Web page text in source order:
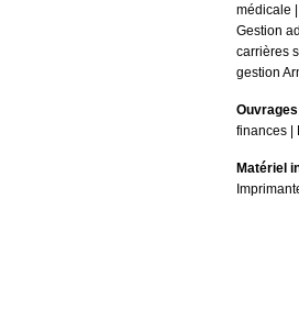
médicale
Gestion
carrières
gestion
Ouvrages
finances
Matériel